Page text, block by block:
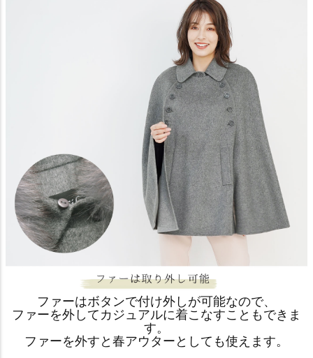
ファーはボタンで付け外しが可能なので、
ファーを外してカジュアルに着こなすこともできま
す。
ファーを外すと春アウターとしても使えます。